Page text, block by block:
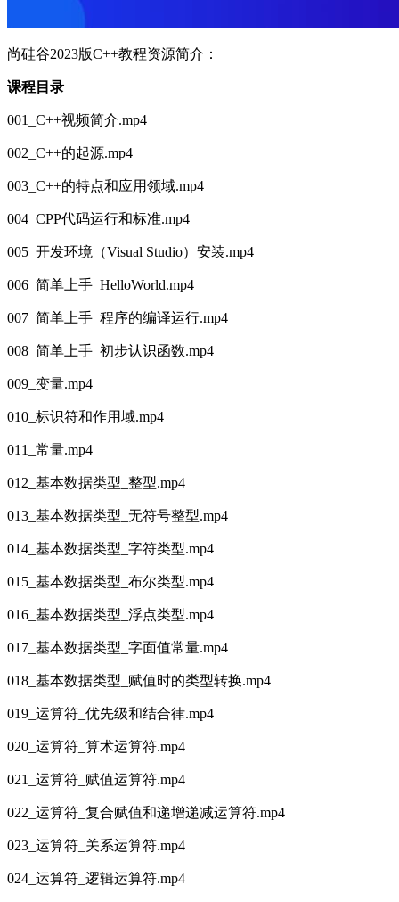
尚硅谷2023版C++教程资源简介：
课程目录
001_C++视频简介.mp4
002_C++的起源.mp4
003_C++的特点和应用领域.mp4
004_CPP代码运行和标准.mp4
005_开发环境（Visual Studio）安装.mp4
006_简单上手_HelloWorld.mp4
007_简单上手_程序的编译运行.mp4
008_简单上手_初步认识函数.mp4
009_变量.mp4
010_标识符和作用域.mp4
011_常量.mp4
012_基本数据类型_整型.mp4
013_基本数据类型_无符号整型.mp4
014_基本数据类型_字符类型.mp4
015_基本数据类型_布尔类型.mp4
016_基本数据类型_浮点类型.mp4
017_基本数据类型_字面值常量.mp4
018_基本数据类型_赋值时的类型转换.mp4
019_运算符_优先级和结合律.mp4
020_运算符_算术运算符.mp4
021_运算符_赋值运算符.mp4
022_运算符_复合赋值和递增递减运算符.mp4
023_运算符_关系运算符.mp4
024_运算符_逻辑运算符.mp4